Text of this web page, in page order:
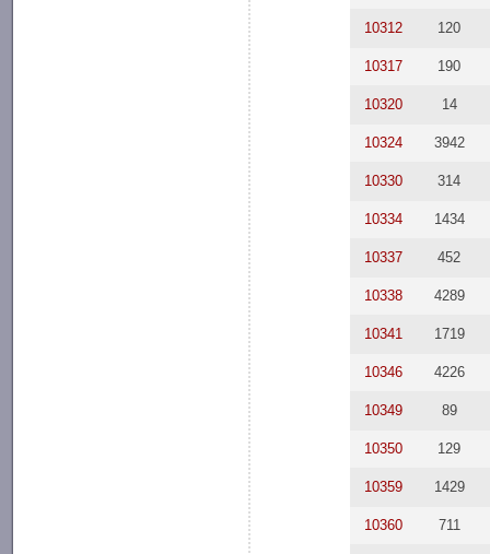
10312 120
10317 190
10320 14
10324 3942
10330 314
10334 1434
10337 452
10338 4289
10341 1719
10346 4226
10349 89
10350 129
10359 1429
10360 711